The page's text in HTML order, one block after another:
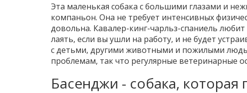
Эта маленькая собака с большими глазами и
компаньон. Она не требует интенсивных
довольна. Кавалер-кинг-чарльз-спаниель
лаять, если вы ушли на работу, и не будет
с детьми, другими животными и пожилыми
проблемам, так что регулярные ветеринарные
Басенджи - собака, которая